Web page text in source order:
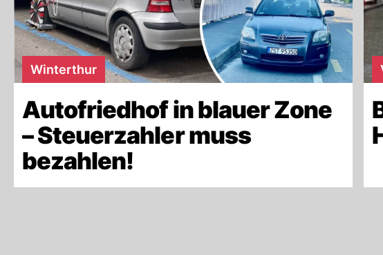
Winterthur
Autofriedhof in blauer Zone
– Steuerzahler muss
bezahlen!